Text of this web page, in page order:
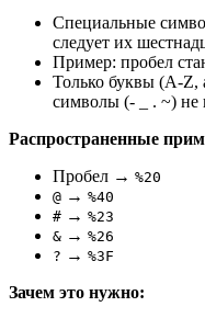
Специальные
следует их
Пример: пробел
Только буквы (A-Z,
символы (- _ . ~) не
Распространенные
Пробел → %20
@ → %40
# → %23
& → %26
? → %3F
Зачем это нужно: